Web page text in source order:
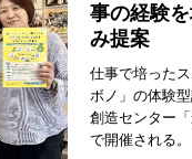
事の経験
み提案
仕事で培った
ボノ」の体験
創造センター
で開催される。